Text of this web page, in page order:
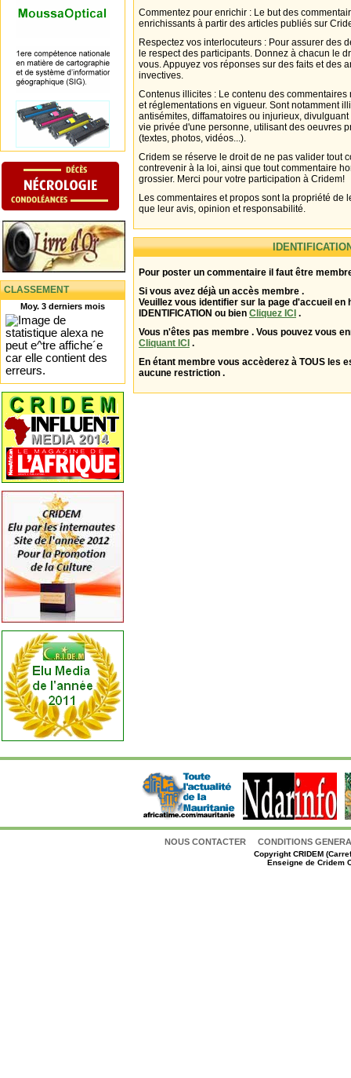
CLASSEMENT
Moy. 3 derniers mois
Commentez pour enrichir : Le but des
enrichissants à partir des articles publiés sur
Respectez vos interlocuteurs : Pour assurer des
le respect des participants. Donnez à chacun le
vous. Appuyez vos réponses sur des faits et des
invectives.
Contenus illicites : Le contenu des
et réglementations en vigueur. Sont notamment
antisémites, diffamatoires ou injurieux,
vie privée d'une personne, utilisant des oeuvres
(textes, photos, vidéos...).
Cridem se réserve le droit de ne pas valider tout
contrevenir à la loi, ainsi que tout commentaire
grossier. Merci pour votre participation à Cridem!
Les commentaires et propos sont la propriété de
que leur avis, opinion et responsabilité.
Pour poster un commentaire il faut être
Si vous avez déjà un accès membre .
Veuillez vous identifier sur la page d'accueil en
IDENTIFICATION ou bien Cliquez ICI .
Vous n'êtes pas membre . Vous pouvez vous
Cliquant ICI .
En étant membre vous accèderez à TOUS les
aucune restriction .
NOUS CONTACTER CONDITIONS
CopyrightCRIDEM
Enseigne de Cridem